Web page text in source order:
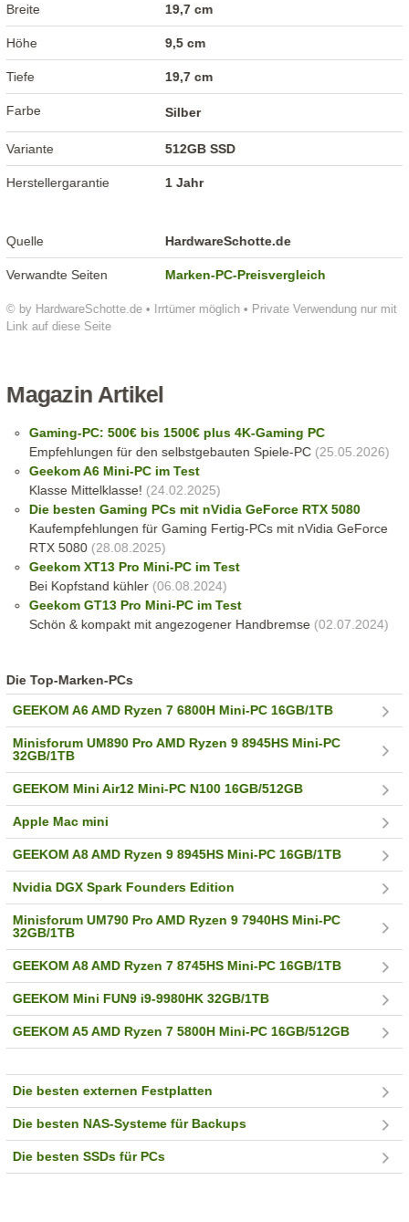
© by HardwareSchotte.de • Irrtümer möglich • Private Verwendung nur mit
Link auf diese Seite
Breite 19,7 cm
Höhe 9,5 cm
Tiefe 19,7 cm
Farbe Silber
Variante 512GB SSD
Herstellergarantie 1 Jahr
Quelle HardwareSchotte.de
Verwandte Seiten Marken-PC-Preisvergleich
Magazin Artikel
Gaming-PC: 500€ bis 1500€ plus 4K-Gaming PC
Empfehlungen für den selbstgebauten Spiele-PC(25.05.2026)
Geekom A6 Mini-PC im Test
Klasse Mittelklasse! (24.02.2025)
Die besten Gaming PCs mit nVidia GeForce RTX 5080
Kaufempfehlungen für Gaming Fertig-PCs mit nVidia GeForce
RTX 5080(28.08.2025)
Geekom XT13 Pro Mini-PC im Test
Bei Kopfstand kühler(06.08.2024)
Geekom GT13 Pro Mini-PC im Test
Schön & kompakt mit angezogener Handbremse (02.07.2024)
Die Top-Marken-PCs
GEEKOM A6 AMD Ryzen 7 6800H Mini-PC 16GB/1TB
Minisforum UM890 Pro AMD Ryzen 9 8945HS Mini-PC
32GB/1TB
GEEKOM Mini Air12 Mini-PC N100 16GB/512GB
Apple Mac mini
GEEKOM A8 AMD Ryzen 9 8945HS Mini-PC 16GB/1TB
Nvidia DGX Spark Founders Edition
Minisforum UM790 Pro AMD Ryzen 9 7940HS Mini-PC
32GB/1TB
GEEKOM A8 AMD Ryzen 7 8745HS Mini-PC 16GB/1TB
GEEKOM Mini FUN9 i9-9980HK 32GB/1TB
GEEKOM A5 AMD Ryzen 7 5800H Mini-PC 16GB/512GB
Die besten externen Festplatten
Die besten NAS-Systeme für Backups
Die besten SSDs für PCs